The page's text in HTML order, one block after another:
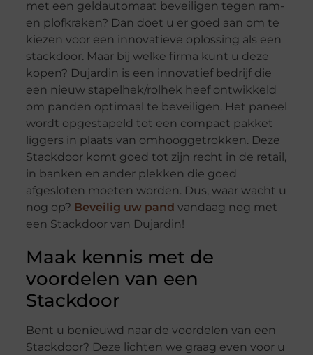
met een geldautomaat beveiligen tegen ram-
en plofkraken? Dan doet u er goed aan om te
kiezen voor een innovatieve oplossing als een
stackdoor. Maar bij welke firma kunt u deze
kopen? Dujardin is een innovatief bedrijf die
een nieuw stapelhek/rolhek heef ontwikkeld
om panden optimaal te beveiligen. Het paneel
wordt opgestapeld tot een compact pakket
liggers in plaats van omhooggetrokken. Deze
Stackdoor komt goed tot zijn recht in de retail,
in banken en ander plekken die goed
afgesloten moeten worden. Dus, waar wacht u
nog op? Beveilig uw pand vandaag nog met
een Stackdoor van Dujardin!
Maak kennis met de
voordelen van een
Stackdoor
Bent u benieuwd naar de voordelen van een
Stackdoor? Deze lichten we graag even voor u